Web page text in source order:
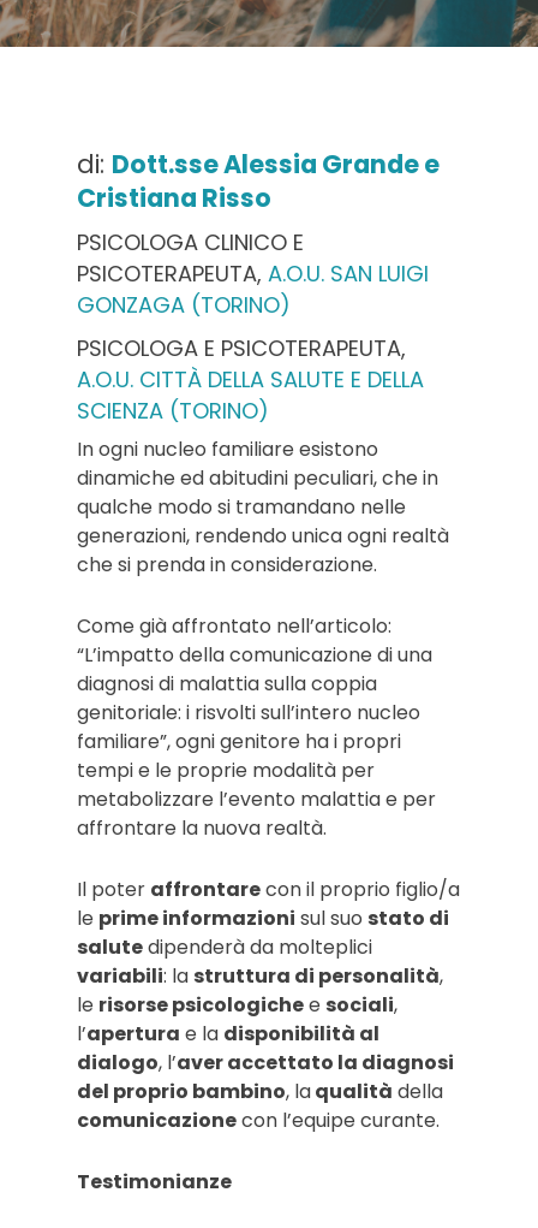
di: Dott.sse Alessia Grande e
Cristiana Risso
PSICOLOGA CLINICO E
PSICOTERAPEUTA, A.O.U. SAN LUIGI
GONZAGA (TORINO)
PSICOLOGA E PSICOTERAPEUTA,
A.O.U. CITTÀ DELLA SALUTE E DELLA
SCIENZA (TORINO)
In ogni nucleo familiare esistono
dinamiche ed abitudini peculiari, che in
qualche modo si tramandano nelle
generazioni, rendendo unica ogni realtà
che si prenda in considerazione.
Come già affrontato nell’articolo:
“L’impatto della comunicazione di una
diagnosi di malattia sulla coppia
genitoriale: i risvolti sull’intero nucleo
familiare”, ogni genitore ha i propri
tempi e le proprie modalità per
metabolizzare l’evento malattia e per
affrontare la nuova realtà.
Il poter affrontarecon il proprio figlio/a
le prime informazioni sul suo stato di
salutedipenderà da molteplici
variabili: la struttura di personalità,
le risorse psicologichee sociali,
l’apertura e la disponibilità al
dialogo, l’aver accettato la diagnosi
del proprio bambino, laqualità della
comunicazionecon l’equipe curante.
Testimonianze